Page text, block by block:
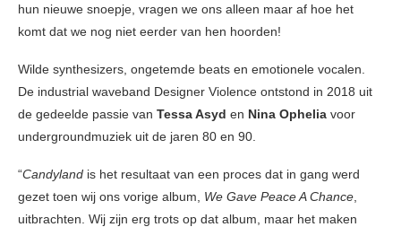
hun nieuwe snoepje, vragen we ons alleen maar af hoe het
komt dat we nog niet eerder van hen hoorden!
Wilde synthesizers, ongetemde beats en emotionele vocalen.
De industrial waveband Designer Violence ontstond in 2018 uit
de gedeelde passie van Tessa Asyd en Nina Ophelia voor
undergroundmuziek uit de jaren 80 en 90.
“Candyland is het resultaat van een proces dat in gang werd
gezet toen wij ons vorige album, We Gave Peace A Chance
uitbrachten. Wij zijn erg trots op dat album, maar het maken